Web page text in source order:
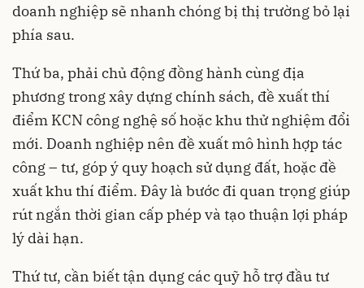
doanh nghiệp sẽ nhanh chóng bị thị trường bỏ lại
phía sau.
Thứ ba, phải chủ động đồng hành cùng địa
phương trong xây dựng chính sách, đề xuất thí
điểm KCN công nghệ số hoặc khu thử nghiệm đổi
mới. Doanh nghiệp nên đề xuất mô hình hợp tác
công – tư, góp ý quy hoạch sử dụng đất, hoặc đề
xuất khu thí điểm. Đây là bước đi quan trọng giúp
rút ngắn thời gian cấp phép và tạo thuận lợi pháp
lý dài hạn.
Thứ tư, cần biết tận dụng các quỹ hỗ trợ đầu tư